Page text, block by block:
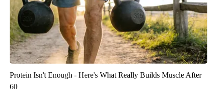
Protein Isn't Enough - Here's What Really Builds Muscle After
60